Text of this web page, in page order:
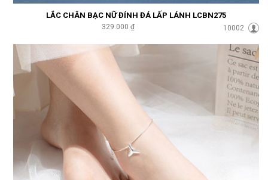
LẮC CHÂN BẠC NỮ ĐÍNH ĐÁ LẤP LÁNH LCBN275
329.000 ₫ 10002